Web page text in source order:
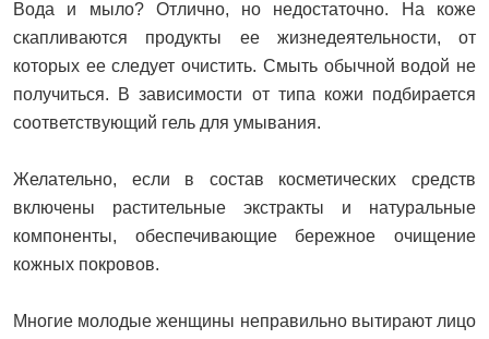
Вода и мыло? Отлично, но недостаточно. На коже
скапливаются продукты ее жизнедеятельности, от
которых ее следует очистить. Смыть обычной водой не
получиться. В зависимости от типа кожи подбирается
соответствующий гель для умывания.
Желательно, если в состав косметических средств
включены растительные экстракты и натуральные
компоненты, обеспечивающие бережное очищение
кожных покровов.
Многие молодые женщины неправильно вытирают лицо